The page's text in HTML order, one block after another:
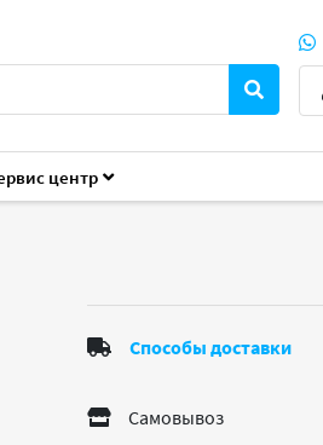
центр
Способы доставки
Самовывоз